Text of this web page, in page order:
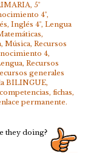
, 5º
4º,
, Inglés 4º, Lengua
,
, Música, Recursos
4,
, Recursos
generales
BILINGUE,
, fichas,
permanente.
they doing?